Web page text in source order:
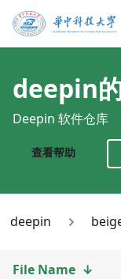
deepin
Deepin 软件仓库
查看帮助
deepin
File Name ↓